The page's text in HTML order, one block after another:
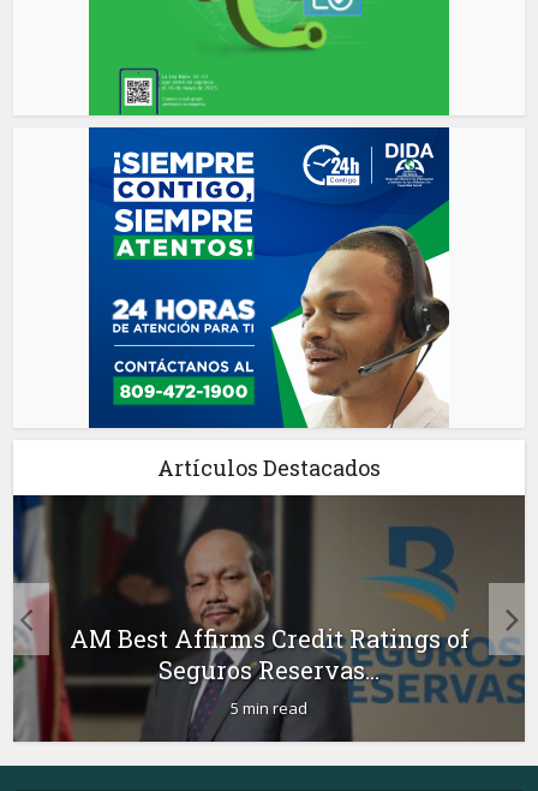
Artículos Destacados
AM Best Affirms Credit Ratings of
Seguros Reservas...
5 min read